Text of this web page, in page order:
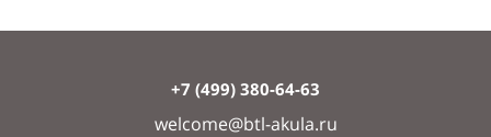
+7 (499) 380-64-63
welcome@btl-akula.ru